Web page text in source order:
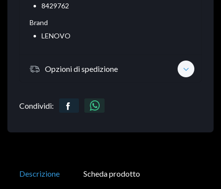
8429762
Brand
LENOVO
Opzioni di spedizione
Condividi:
Descrizione Scheda prodotto